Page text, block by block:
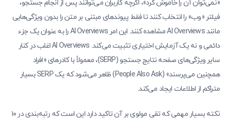
«نمی‌توان آن را خاموش کرد»، اگرچه کاربران می‌توانند پس از انجام جستجو،
فیلتر «وب» را انتخاب کنند تا فقط پیوندهای مبتنی بر متن را بدون ویژگی‌هایی
مانند AI Overviews مشاهده کنند. این امر AI Overviews را به عنوان یک جزء
دائمی و نه یک آزمایش اختیاری تثبیت می‌کند. AI Overviews اغلب در کنار
سایر ویژگی‌های صفحه نتایج جستجو (SERP)، معمولاً با کادرهای «افراد
همچنین می‌پرسند» (People Also Ask) ظاهر می‌شود که یک SERP بسیار
متراکم از اطلاعات ایجاد می‌کند.
نکته بسیار مهمی که تقی مولوی بر آن تاکید دارد این است که رتبه‌بندی در ۱۰